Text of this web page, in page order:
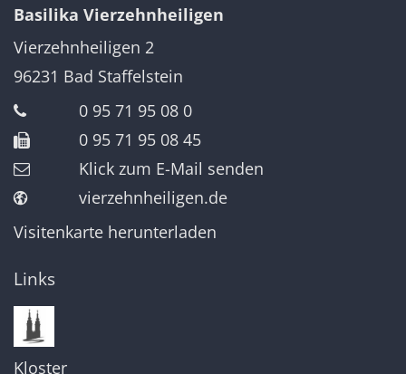
Basilika Vierzehnheiligen
Vierzehnheiligen 2
96231 Bad Staffelstein
0 95 71 95 08 0
0 95 71 95 08 45
Klick zum E-Mail senden
vierzehnheiligen.de
Visitenkarte herunterladen
Links
Kloster